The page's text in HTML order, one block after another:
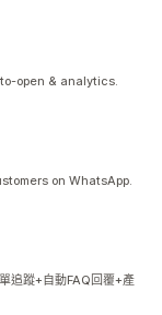
open & analytics.
on WhatsApp.
追蹤+自動FAQ回覆+產